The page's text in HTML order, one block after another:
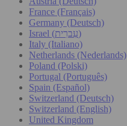
France (Français)
Germany (Deutsch)
Israel (עִברִית)
Italy (Italiano)
Netherlands (Nederlands)
Poland (Polski)
Portugal (Português)
Spain (Español)
Switzerland (Deutsch)
Switzerland (English)
United Kingdom